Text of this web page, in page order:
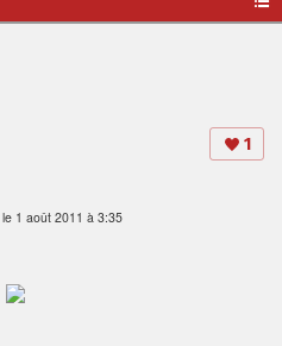
1
le 1 août 2011 à 3:35